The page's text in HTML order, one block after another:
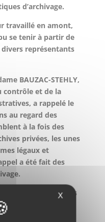
d’archivage.
travaillé en amont,
se tenir à partir de
représentants
BAUZAC-STEHLY,
contrôle et de la
a rappelé le
au regard des
à la fois des
privées, les unes
légaux et
a été fait des
section des archives
diverses
à partir
X